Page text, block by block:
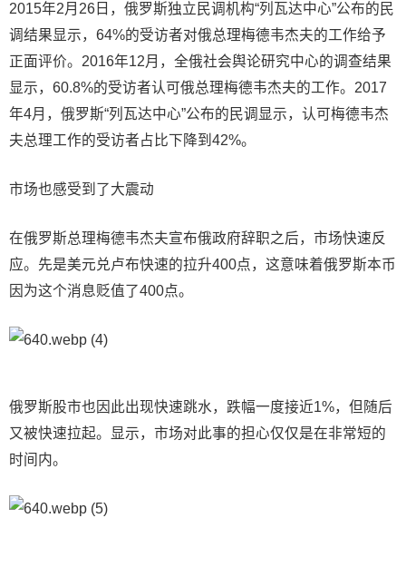
2015年2月26日，俄罗斯独立民调机构“列瓦达中心”公布的民
调结果显示，64%的受访者对俄总理梅德韦杰夫的工作给予
正面评价。2016年12月，全俄社会舆论研究中心的调查结果
显示，60.8%的受访者认可俄总理梅德韦杰夫的工作。2017
年4月，俄罗斯“列瓦达中心”公布的民调显示，认可梅德韦杰
夫总理工作的受访者占比下降到42%。
市场也感受到了大震动
在俄罗斯总理梅德韦杰夫宣布俄政府辞职之后，市场快速反
应。先是美元兑卢布快速的拉升400点，这意味着俄罗斯本币
因为这个消息贬值了400点。
俄罗斯股市也因此出现快速跳水，跌幅一度接近1%，但随后
又被快速拉起。显示，市场对此事的担心仅仅是在非常短的
时间内。